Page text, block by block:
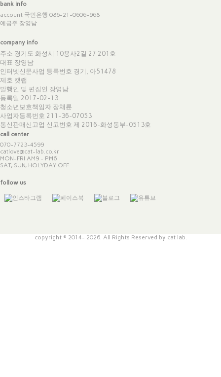
bank info
account 국민은행 086-21-0606-968
예금주 장영남
company info
주소 경기도 화성시 10용사2길 27 201호
대표 장영남
인터넷신문사업 등록번호 경기, 아51478
제호 캣랩
발행인 및 편집인 장영남
등록일 2017-02-13
청소년보호책임자 장채륜
사업자등록번호 211-36-07053
통신판매신고업 신고번호 제 2016-화성동부-0513호
call center
070-7723-4599
catlove@cat-lab.co.kr
MON-FRI AM9 - PM6
SAT, SUN, HOLYDAY OFF
follow us
copyright © 2014- 2026. All Rights Reserved by cat lab.